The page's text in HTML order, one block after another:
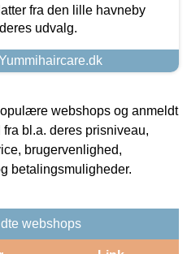
fra den lille havneby
udvalg.
webshops og anmeldt
bl.a. deres prisniveau,
brugervenlighed,
betalingsmuligheder.
webshops